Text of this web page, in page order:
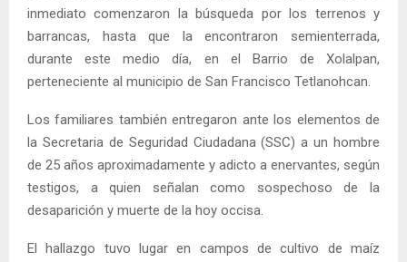
inmediato comenzaron la búsqueda por los terrenos y
barrancas, hasta que la encontraron semienterrada,
durante este medio día, en el Barrio de Xolalpan,
perteneciente al municipio de San Francisco Tetlanohcan.
Los familiares también entregaron ante los elementos de
la Secretaria de Seguridad Ciudadana (SSC) a un hombre
de 25 años aproximadamente y adicto a enervantes, según
testigos, a quien señalan como sospechoso de la
desaparición y muerte de la hoy occisa.
El hallazgo tuvo lugar en campos de cultivo de maíz